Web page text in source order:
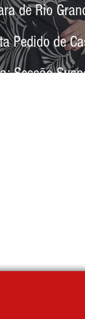
de Rio
Pedido de
Sessão